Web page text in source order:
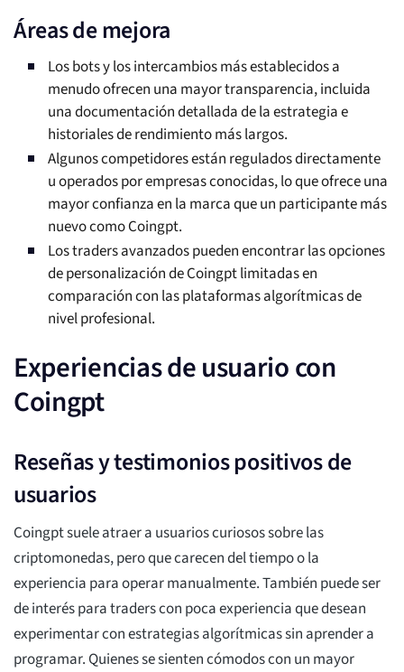
Áreas de mejora
Los bots y los intercambios más establecidos a
menudo ofrecen una mayor transparencia, incluida
una documentación detallada de la estrategia e
historiales de rendimiento más largos.
Algunos competidores están regulados directamente
u operados por empresas conocidas, lo que ofrece una
mayor confianza en la marca que un participante más
nuevo como Coingpt.
Los traders avanzados pueden encontrar las opciones
de personalización de Coingpt limitadas en
comparación con las plataformas algorítmicas de
nivel profesional.
Experiencias de usuario con
Coingpt
Reseñas y testimonios positivos de
usuarios
Coingpt suele atraer a usuarios curiosos sobre las
criptomonedas, pero que carecen del tiempo o la
experiencia para operar manualmente. También puede ser
de interés para traders con poca experiencia que desean
experimentar con estrategias algorítmicas sin aprender a
programar. Quienes se sienten cómodos con un mayor